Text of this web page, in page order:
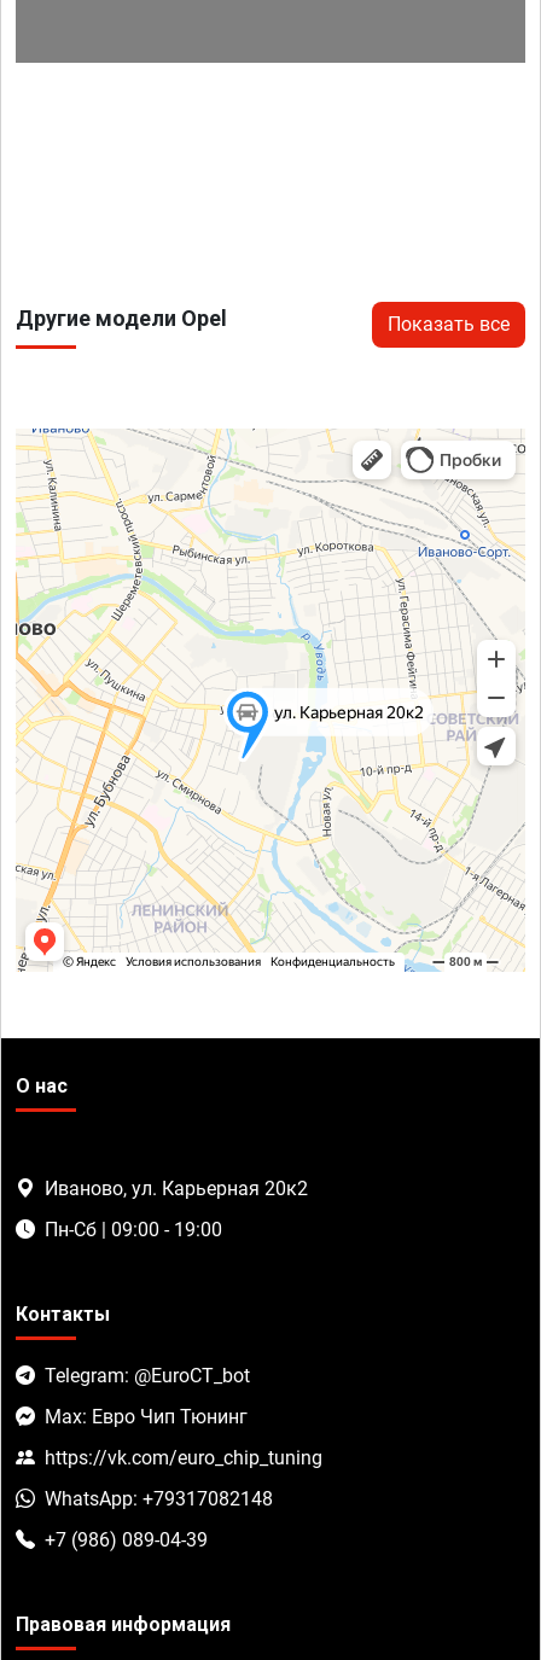
Другие модели Opel Показать все
О нас
Иваново, ул. Карьерная 20к2
Пн-Сб | 09:00 - 19:00
Контакты
Telegram: @EuroCT_bot
Max: Евро Чип Тюнинг
https://vk.com/euro_chip_tuning
WhatsApp: +79317082148
+7 (986) 089-04-39
Правовая информация